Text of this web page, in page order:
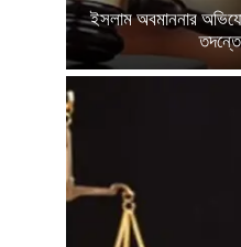
ইসলাম অবমাননার